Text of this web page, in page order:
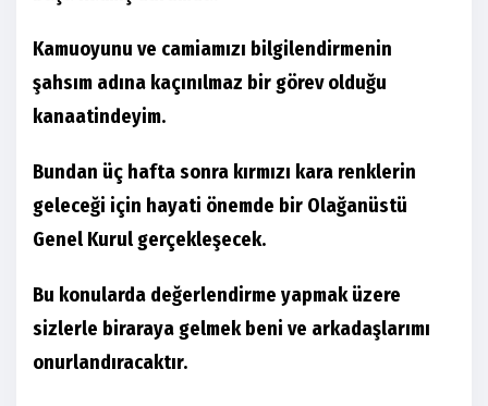
Kamuoyunu ve camiamızı bilgilendirmenin
şahsım adına kaçınılmaz bir görev olduğu
kanaatindeyim.
Bundan üç hafta sonra kırmızı kara renklerin
geleceği için hayati önemde bir Olağanüstü
Genel Kurul gerçekleşecek.
Bu konularda değerlendirme yapmak üzere
sizlerle biraraya gelmek beni ve arkadaşlarımı
onurlandıracaktır.